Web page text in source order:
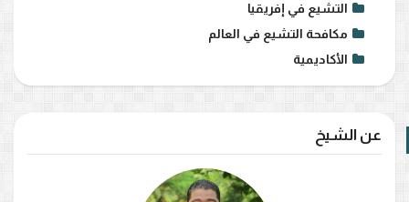
التشيع في إفريقيا
مكافحة التشيع في العالم
الأكاديمية
عن الشيخ